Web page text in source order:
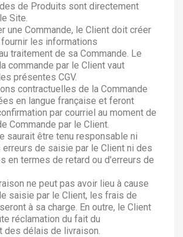
de Produits sont directement
Site.
une Commande, le Client doit créer
les informations
traitement de sa Commande. Le
commande par le Client vaut
présentes CGV.
contractuelles de la Commande
en langue française et feront
par courriel au moment de
Commande par le Client.
saurait être tenu responsable ni
de saisie par le Client ni des
en termes de retard ou d'erreurs de
ne peut pas avoir lieu à cause
saisie par le Client, les frais de
à sa charge. En outre, le Client
réclamation du fait du
des délais de livraison.